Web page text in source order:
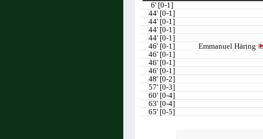
6' [0-1]
44' [0-1]
44' [0-1]
44' [0-1]
44' [0-1]
46' [0-1]
Emmanuel Häring
46' [0-1]
46' [0-1]
46' [0-1]
48' [0-2]
57' [0-3]
60' [0-4]
63' [0-4]
65' [0-5]